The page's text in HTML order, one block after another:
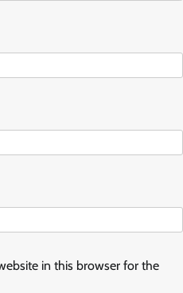
in this browser for the